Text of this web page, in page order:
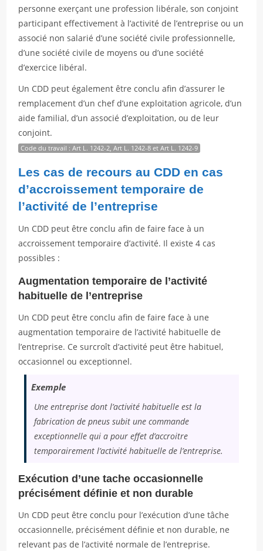
personne exerçant une profession libérale, son conjoint
participant effectivement à l’activité de l’entreprise ou un
associé non salarié d’une société civile professionnelle,
d’une société civile de moyens ou d’une société
d’exercice libéral.
Un CDD peut également être conclu afin d’assurer le
remplacement d’un chef d’une exploitation agricole, d’un
aide familial, d’un associé d’exploitation, ou de leur
conjoint.
Code du travail : Art L. 1242-2, Art L. 1242-8 et Art L. 1242-9
Les cas de recours au CDD en cas
d’accroissement temporaire de
l’activité de l’entreprise
Un CDD peut être conclu afin de faire face à un
accroissement temporaire d’activité. Il existe 4 cas
possibles :
Augmentation temporaire de l’activité
habituelle de l’entreprise
Un CDD peut être conclu afin de faire face à une
augmentation temporaire de l’activité habituelle de
l’entreprise. Ce surcroît d’activité peut être habituel,
occasionnel ou exceptionnel.
Exemple
Une entreprise dont l’activité habituelle est la
fabrication de pneus subit une commande
exceptionnelle qui a pour effet d’accroitre
temporairement l’activité habituelle de l’entreprise.
Exécution d’une tache occasionnelle
précisément définie et non durable
Un CDD peut être conclu pour l’exécution d’une tâche
occasionnelle, précisément définie et non durable, ne
relevant pas de l’activité normale de l’entreprise.